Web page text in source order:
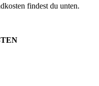
findest du unten.